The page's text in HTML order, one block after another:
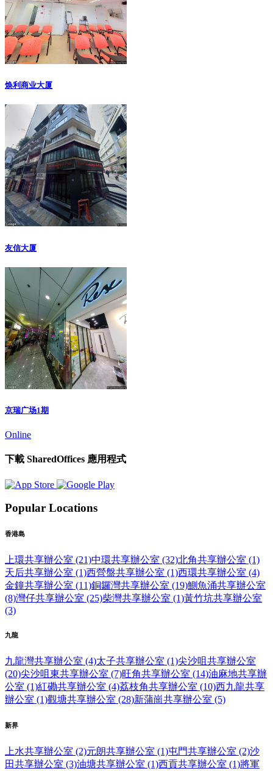
焕利商业大厦
友信大厦
京瑞广场1期
Online
下載 SharedOffices 應用程式
Popular Locations
香港島
上環共享辦公室 (21)中環共享辦公室 (32)北角共享辦公室 (1)
天后共享辦公室 (1)西營盤共享辦公室 (1)西環共享辦公室 (4)
金鐘共享辦公室 (11)銅鑼灣共享辦公室 (19)鰂魚涌共享辦公室
(8)灣仔共享辦公室 (25)柴灣共享辦公室 (1)黃竹坑共享辦公室
(3)
九龍
九龍灣共享辦公室 (4)太子共享辦公室 (1)尖沙咀共享辦公室
(20)尖沙咀東共享辦公室 (7)旺角共享辦公室 (14)油麻地共享辦
公室 (1)紅磡共享辦公室 (4)荔枝角共享辦公室 (10)西九龍共享
辦公室 (1)觀塘共享辦公室 (28)新蒲崗共享辦公室 (5)
新界
上水共享辦公室 (2)元朗共享辦公室 (1)屯門共享辦公室 (2)沙
田共享辦公室 (3)油塘共享辦公室 (1)西貢共享辦公室 (1)將軍